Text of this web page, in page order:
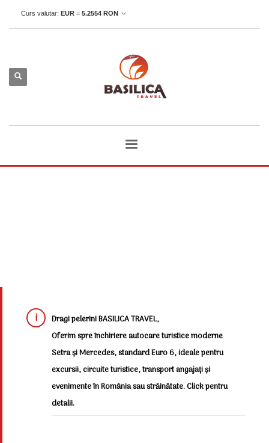
Curs valutar: EUR = 5.2554 RON
Dragi pelerini BASILICA TRAVEL,
Oferim spre închiriere autocare turistice moderne
Setra și Mercedes, standard Euro 6, ideale pentru
excursii, circuite turistice, transport angajați și
evenimente în România sau străinătate. Click pentru
detalii.